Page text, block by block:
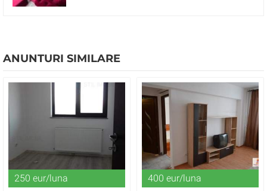
ANUNTURI SIMILARE
250 eur/luna 400 eur/luna